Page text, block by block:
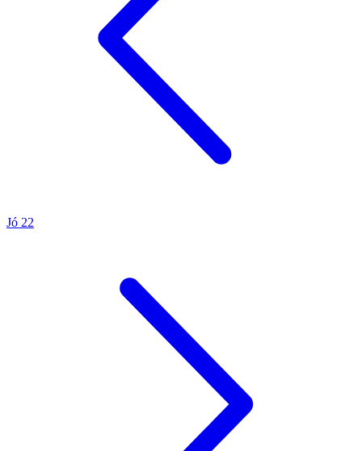
Jó 22